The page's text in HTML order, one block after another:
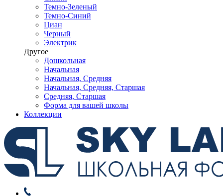
Темно-Зеленый
Темно-Синий
Циан
Черный
Электрик
Другое
Дошкольная
Начальная
Начальная, Средняя
Начальная, Средняя, Старшая
Средняя, Старшая
Форма для вашей школы
Коллекции